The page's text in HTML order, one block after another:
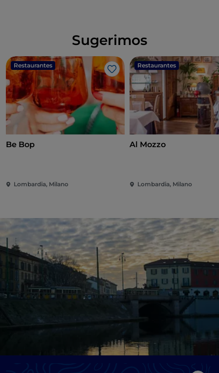
Sugerimos
Restaurantes
Me gusta
Be Bop
Lombardia, Milano
Restaurantes
Al Mozzo
Lombardia, Milano